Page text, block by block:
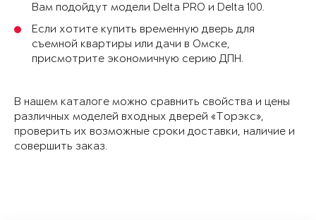
Вам подойдут модели Delta PRO и Delta 100.
Если хотите купить временную дверь для
съемной квартиры или дачи в Омске,
присмотрите экономичную серию ДПН.
В нашем каталоге можно сравнить свойства и цены
различных моделей входных дверей «Торэкс»,
проверить их возможные сроки доставки, наличие и
совершить заказ.